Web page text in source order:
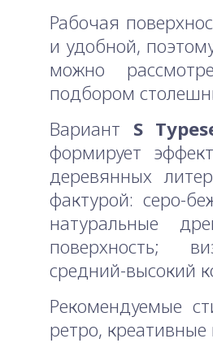
Рабочая
и удобной,
можно
подбором
Вариант S
формирует
деревянных
фактурой: серо-
натуральные
поверхность;
средний-высокий
Рекомендуемые
ретро,